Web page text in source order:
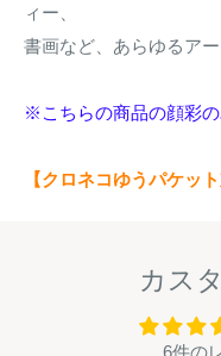
ィー、
書画など、あらゆるア
※こちらの商品の顔彩の
【クロネコゆうパケット
カス
6件の